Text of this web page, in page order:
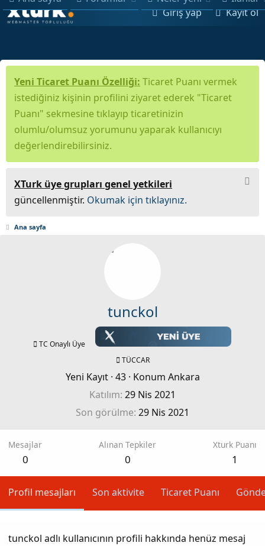
Giriş yap Kayıt ol
Yeni Ticaret Puanı Özelliği: Ticaret Puanı vermek
istediğiniz kişinin profilini ziyaret ederek "Ticaret
Puanı" sekmesine tıklayıp ticaretinizin
olumlu/olumsuz yorumunu yaparak kullanıcıyı
değerlendirebilirsiniz.
XTurk üye grupları genel yetkileri
güncellenmiştir. Okumak için tıklayınız.
Ana sayfa
tunckol
TC Onaylı Üye
TÜCCAR
Yeni Kayıt · 43 · Konum Ankara
Katılım 29 Nis 2021
Son görülme 29 Nis 2021
Mesajlar
0
Alınan Tepkiler
0
Xturk Puanı
1
Profil mesajları Son aktivite Ticaret Puanı
tunckol adlı kullanıcının profili hakkında henüz mesaj